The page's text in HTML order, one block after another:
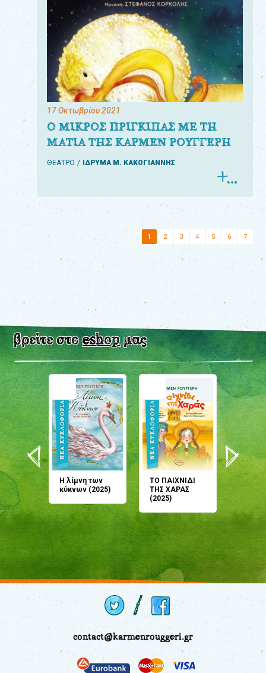
17 Οκτωβρίου 2021
Ο ΜΙΚΡΟΣ ΠΡΙΓΚΙΠΑΣ ΜΕ ΤΗ
ΜΑΤΙΑ ΤΗΣ ΚΑΡΜΕΝ ΡΟΥΓΓΕΡΗ
ΘΕΑΤΡΟ ΙΔΡΥΜΑ Μ. ΚΑΚΟΓΙΑΝΝΗΣ
1 2 3 4 5 6 7
βρείτε στοeshopμας
Η λίμνη των
κύκνων (2025)
ΤΟ ΠΑΙΧΝΙΔΙ
ΤΗΣ ΧΑΡΑΣ
(2025)
μου;
(2024)
contact@karmenrouggeri.gr